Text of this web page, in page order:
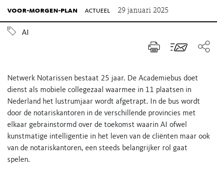
voor-morgen-plan actueel 29 januari 2025
AI
Netwerk Notarissen bestaat 25 jaar. De Academiebus doet
dienst als mobiele collegezaal waarmee in 11 plaatsen in
Nederland het lustrumjaar wordt afgetrapt. In de bus wordt
door de notariskantoren in de verschillende provincies met
elkaar gebrainstormd over de toekomst waarin AI ofwel
kunstmatige intelligentie in het leven van de cliënten maar ook
van de notariskantoren, een steeds belangrijker rol gaat
spelen.